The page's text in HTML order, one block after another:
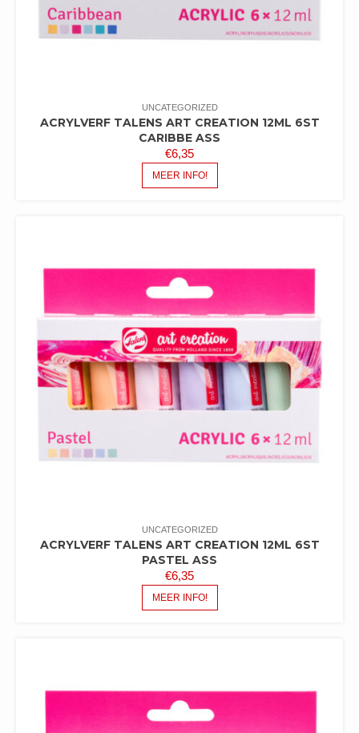
UNCATEGORIZED
ACRYLVERF TALENS ART CREATION 12ML 6ST
CARIBBE ASS
€6,35
MEER INFO!
UNCATEGORIZED
ACRYLVERF TALENS ART CREATION 12ML 6ST
PASTEL ASS
€6,35
MEER INFO!